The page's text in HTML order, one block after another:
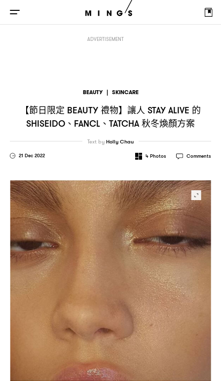
ADVERTISEMENT
BEAUTY | SKINCARE
【節日限定 BEAUTY禮物】讓人 STAY ALIVE 的
SHISEIDO 、 FANCL 、 TATCHA秋冬煥顏方案
21 Dec 2022
Text byHolly Chau
4 Photos Comments
禮物】讓人 STAY ALIVE TATCHA秋